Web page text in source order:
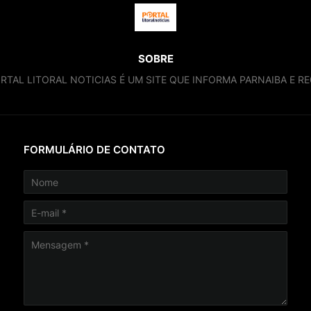
SOBRE
LITORAL NOTICIAS É UM SITE QUE INFORMA PARNAIBA E
FORMULÁRIO DE CONTATO